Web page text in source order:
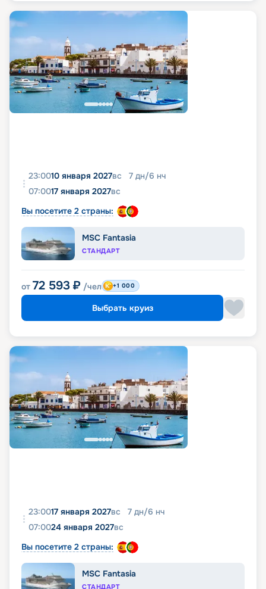
23:0010 января 2027вс 7 дн/6 нч
07:0017 января 2027вс
Вы посетите 2 страны:
MSC Fantasia
СТАНДАРТ
от 72 593 ₽ /чел +1 000
Выбрать круиз
23:0017 января 2027вс 7 дн/6 нч
07:0024 января 2027вс
Вы посетите 2 страны:
MSC Fantasia
СТАНДАРТ